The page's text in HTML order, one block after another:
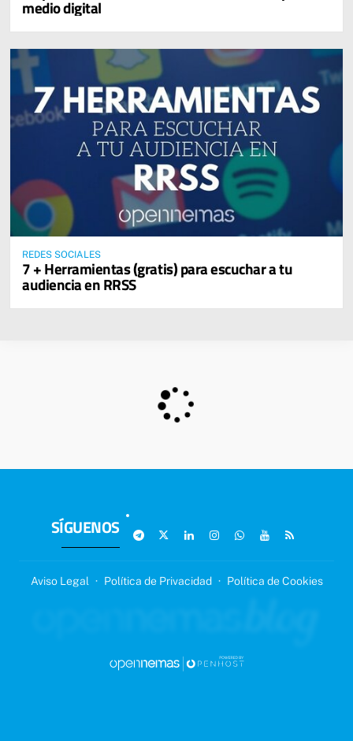
medio digital
REDES SOCIALES
7 + Herramientas (gratis) para escuchar a tu
audiencia en RRSS
SÍGUENOS
Aviso Legal · Política de Privacidad · Política de Cookies